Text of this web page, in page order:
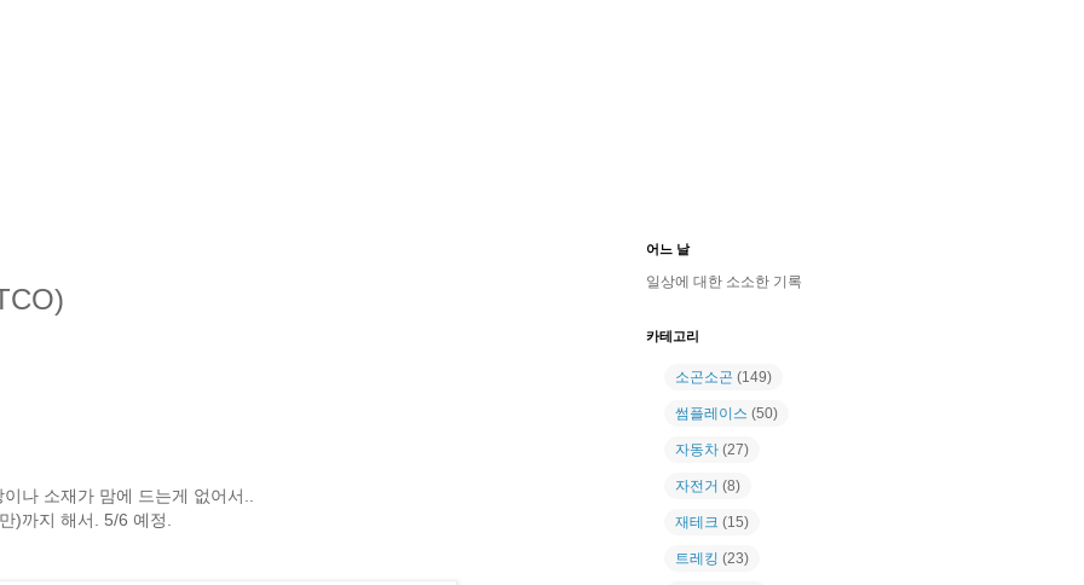
나 소재가 맘에 드는게 없어서..
)까지 해서. 5/6 예정.
어느 날
일상에 대한 소소한 기록
카테고리
소곤소곤 (149)
썸플레이스 (50)
자동차 (27)
자전거 (8)
재테크 (15)
트레킹 (23)